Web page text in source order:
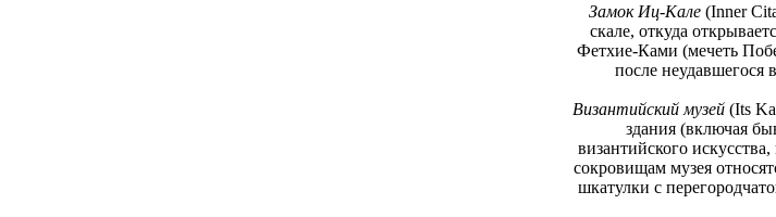
Замок Иц-Кале (Inner
скале, откуда
Фетхие-Ками (мечеть
после неудавшегося
Византийский музей (Its
здания (включая
византийского
сокровищам музея
шкатулки с